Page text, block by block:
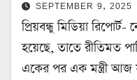
SEPTEMBER 9, 2025
প্রিয়বন্ধু মিডিয়া
হয়েছে, তাতে রীতিমত
একের পর এক মন্ত্রী